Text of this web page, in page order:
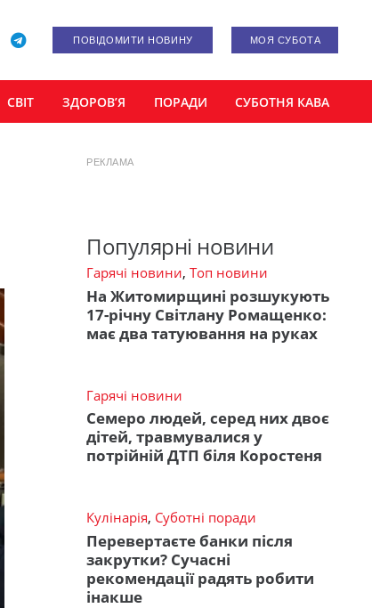
ПОВІДОМИТИ НОВИНУ МОЯ СУБОТА
СВІТ ЗДОРОВ’Я ПОРАДИ СУБОТНЯ КАВА
РЕКЛАМА
Популярні новини
Гарячі новини, Топ новини
На Житомирщині розшукують
17-річну Світлану Ромащенко:
має два татуювання на руках
Гарячі новини
Семеро людей, серед них двоє
дітей, травмувалися у
потрійній ДТП біля Коростеня
Кулінарія, Суботні поради
Перевертаєте банки після
закрутки? Сучасні
рекомендації радять робити
інакше